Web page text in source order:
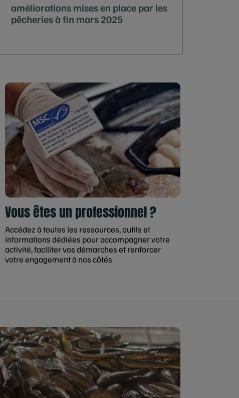
améliorations mises en place par les
pêcheries à fin mars 2025
Vous êtes un professionnel ?
Accédez à toutes les ressources, outils et
informations dédiées pour accompagner votre
activité, faciliter vos démarches et renforcer
votre engagement à nos côtés